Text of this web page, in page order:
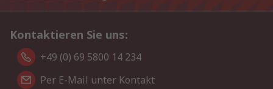
Kontaktieren Sie uns:
+49 (0) 69 5800 14 234
Per E-Mail unter Kontakt